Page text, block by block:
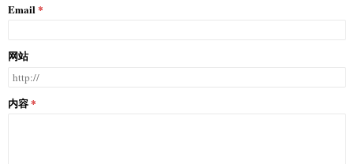
Email
网站
内容